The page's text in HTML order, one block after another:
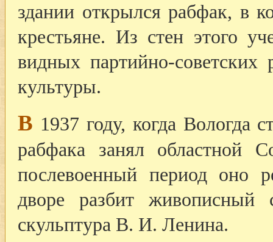
здании открылся рабфак, в
крестьяне. Из стен этого
видных партийно-советских
культуры.
В 1937 году, когда Вологда
рабфака занял областной
послевоенный период оно
дворе разбит живописный
скульптура В. И. Ленина.